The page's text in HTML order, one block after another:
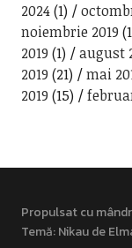
2024(1)
noiembrie 2019
2019 (1) august
2019 (21) mai
2019 (15)
Propulsat cu
Temă: Nikau de